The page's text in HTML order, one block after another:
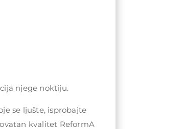
njege noktiju.
se ljušte, isprobajte
kvalitet ReformA